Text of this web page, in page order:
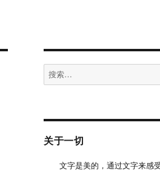
搜
索：
关于一切
文字是美的，通过文字来感